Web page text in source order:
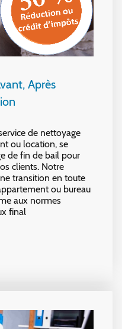
Après
de nettoyage
ou location, se
de fin de bail pour
clients. Notre
transition en toute
ou bureau
aux normes
final